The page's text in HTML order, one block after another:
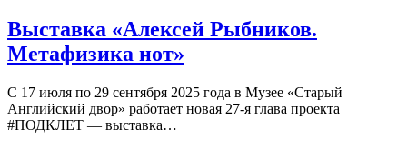
Выставка «Алексей Рыбников.
Метафизика нот»
С 17 июля по 29 сентября 2025 года в Музее «‎Старый
Английский двор» работает новая 27-я глава проекта
#ПОДКЛЕТ — выставка…